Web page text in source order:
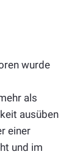
wurde
als
ausüben
einer
und im